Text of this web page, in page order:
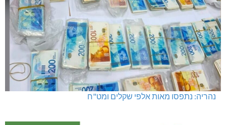
נהריה: נתפסו מאות אלפי שקלים ומט"ח